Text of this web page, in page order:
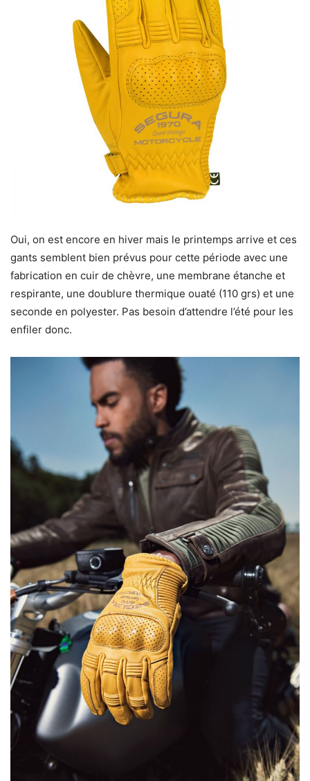
Oui, on est encore en hiver mais le printemps arrive et ces
gants semblent bien prévus pour cette période avec une
fabrication en cuir de chèvre, une membrane étanche et
respirante, une doublure thermique ouaté (110 grs) et une
seconde en polyester. Pas besoin d’attendre l’été pour les
enfiler donc.